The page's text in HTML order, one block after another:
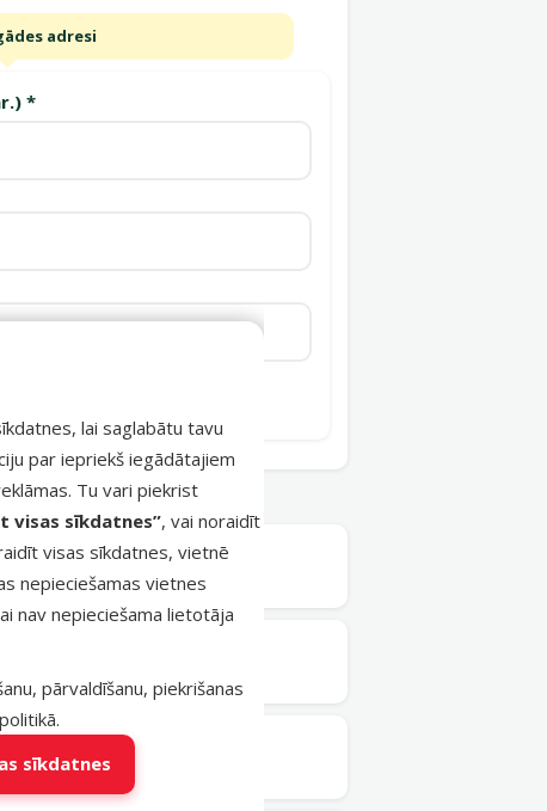
lai saglabātu tavu
par iepriekš iegādātajiem
Tu vari piekrist
visas sīkdatnes”, vai noraidīt
visas sīkdatnes, vietnē
nepieciešamas vietnes
nav nepieciešama lietotāja
pārvaldīšanu, piekrišanas
.
sīkdatnes
adresi
*
punkti
otrdien